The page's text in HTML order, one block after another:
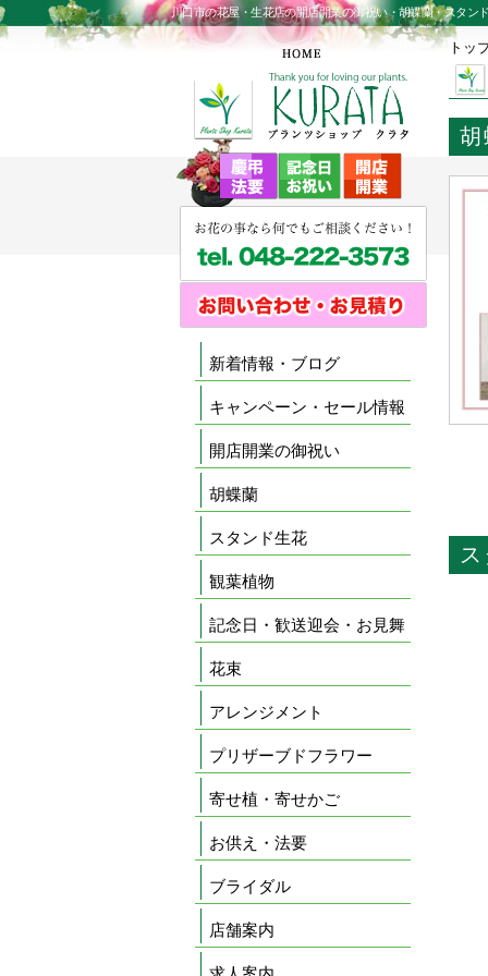
川口市の花屋・生花店の開店開業の御祝い・胡蝶蘭・スタン
トッ
胡
新着情報・ブログ
キャンペーン・セール情報
開店開業の御祝い
胡蝶蘭
スタンド生花
観葉植物
記念日・歓送迎会・お見舞
花束
アレンジメント
プリザーブドフラワー
寄せ植・寄せかご
お供え・法要
ブライダル
店舗案内